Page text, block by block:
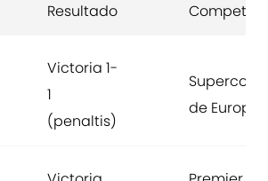
Resultado
Victoria 1-
1
(penaltis)
Supercopa
de Europa